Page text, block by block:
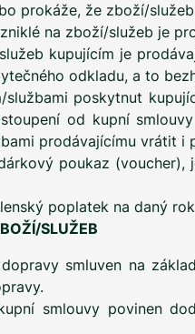
prokáže, že zboží/
na zboží/služeb je
kupujícím je
odkladu, a to
službami poskytnut
od kupní
prodávajícímu vrátit i
poukaz (voucher),
poplatek na daný
SLUŽEB
smluven na
smlouvy povinen